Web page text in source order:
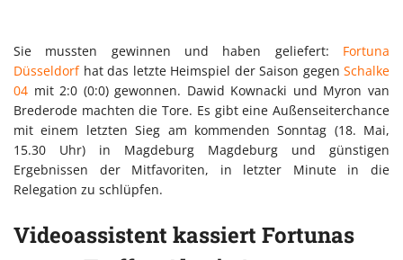
Sie mussten gewinnen und haben geliefert: Fortuna
Düsseldorfhat das letzte Heimspiel der Saison gegen Schalke
04 mit 2:0 (0:0) gewonnen. Dawid Kownacki und Myron van
Brederode machten die Tore. Es gibt eine Außenseiterchance
mit einem letzten Sieg am kommenden Sonntag (18. Mai,
15.30 Uhr) in Magdeburg Magdeburg und günstigen
Ergebnissen der Mitfavoriten, in letzter Minute in die
Relegation zu schlüpfen.
Videoassistent kassiert Fortunas